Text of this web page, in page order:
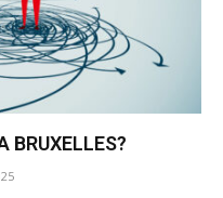
BRUXELLES?